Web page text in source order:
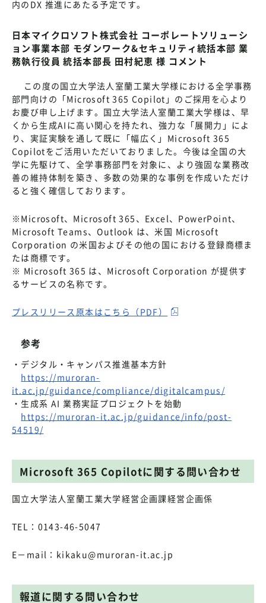
内のDX 推進にあたる予定です。
日本マイクロソフト株式会社 コーポレートソリューシ
ョン事業本部 モダンワーク&セキュリティ統括本部 業
務執行役員 統括本部長 田村紀恵 様 コメント
この度の国立大学法人室蘭工業大学様における全学事務
部門向けの「Microsoft 365 Copilot」のご採用を心より
お慶び申し上げます。国立大学法人室蘭工業大学様は、早
くから生成AIに高い関心を持たれ、強力な「展開力」によ
り、実証実験を通して既に「幅広く」Microsoft 365
Copilotをご活用いただいておりました。今後は全国の大
学に先駆けて、全学事務部門を対象に、より強固な業務改
善の維持体制を築き、多数の効果的な事例を作成いただけ
ると強く確信しております。
※Microsoft、Microsoft 365、Excel、PowerPoint、
Microsoft Teams、Outlook は、米国 Microsoft
Corporation の米国およびその他の国における登録商標ま
たは商標です。
※ Microsoft 365 は、Microsoft Corporation が提供す
るサービスの名称です。
プレスリリース原本はこちら（PDF）
参考
・デジタル・キャンパス推進基本方針
https://muroran-
it.ac.jp/guidance/compliance/digitalcampus/
・生成系 AI 業務実証プロジェクトを始動
https://muroran-it.ac.jp/guidance/info/post-
54519/
Microsoft 365 Copilotに関する問い合わせ
国立大学法人室蘭工業大学経営企画課経営企画係
TEL：0143-46-5047
E－mail：kikaku@muroran-it.ac.jp
報道に関する問い合わせ